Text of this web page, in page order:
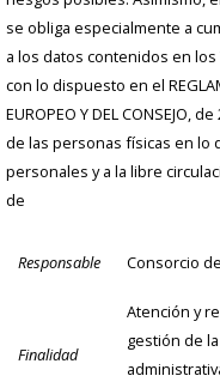
se obliga especialmente a
a los datos contenidos en
con lo dispuesto en el
EUROPEO Y DEL CONSEJO,
de las personas físicas en lo
personales y a la libre
de
Responsable Consorcio
Finalidad
Atención y
gestión de